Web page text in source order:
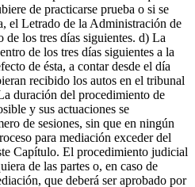
de practicarse prueba o si se
el Letrado de la Administración de
de los tres días siguientes. d) La
de los tres días siguientes a la
de ésta, a contar desde el día
recibido los autos en el tribunal
duración del procedimiento de
y sus actuaciones se
de sesiones, sin que en ningún
para mediación exceder del
Capítulo. El procedimiento judicial
de las partes o, en caso de
que deberá ser aprobado por